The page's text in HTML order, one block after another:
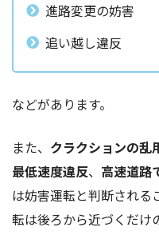
進路変更の妨害
追い越し違反
などがあります。
また、 クラクションの乱
最低速度違反、 高速道路
は妨害運転と判断される
転は後ろから近づくだけ